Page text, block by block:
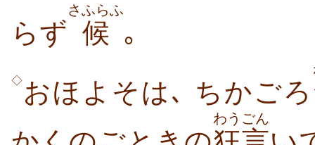
らず 候
さふらふ
｡
◇ おほよそは､ ちかごろ
わうごん